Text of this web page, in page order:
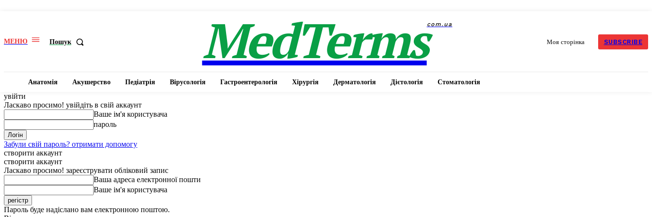
МЕНЮ Пошук MedTermscom.ua
Моя сторінка SUBSCRIBE
Анатомія Акушерство Педіатрія Вірусологія Гастроентерологія Хірургія Дерматологія Дієтологія Стоматологія
увійти
Ласкаво просимо! увійдіть в свій аккаунт
Ваше ім'я користувача
пароль
Забули свій пароль? отримати допомогу
створити аккаунт
створити аккаунт
Ласкаво просимо! зареєструвати обліковий запис
Ваша адреса електронної пошти
Ваше ім'я користувача
Пароль буде надіслано вам електронною поштою.